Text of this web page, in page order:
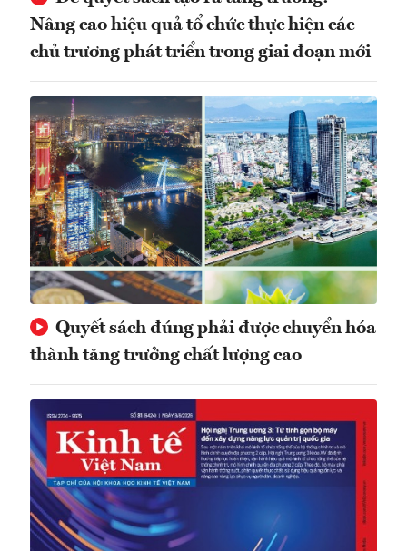
Nâng cao hiệu quả tổ chức thực hiện các
chủ trương phát triển trong giai đoạn mới
Quyết sách đúng phải được chuyển hóa
thành tăng trưởng chất lượng cao